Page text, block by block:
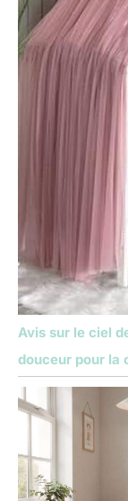
Avis sur le ciel
douceur pour la